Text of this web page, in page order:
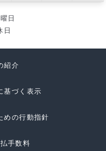
日
日
紹介
基づく表示
めの行動指針
手数料